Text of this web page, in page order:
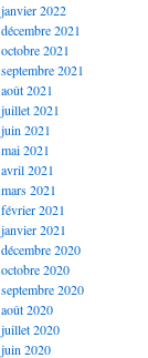
janvier 2022
décembre 2021
octobre 2021
septembre 2021
août 2021
juillet 2021
juin 2021
mai 2021
avril 2021
mars 2021
février 2021
janvier 2021
décembre 2020
octobre 2020
septembre 2020
août 2020
juillet 2020
juin 2020